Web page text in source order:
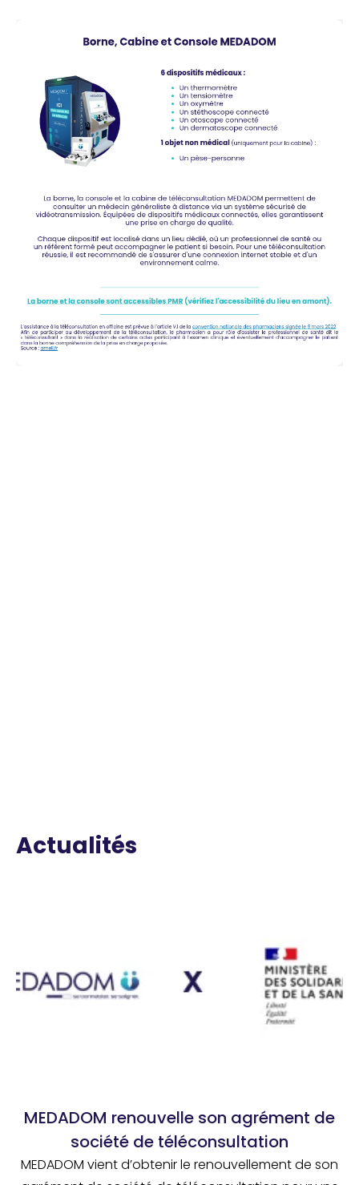
Actualités
MEDADOM renouvelle son agrément de
société de téléconsultation
MEDADOM vient d’obtenir le renouvellement de son